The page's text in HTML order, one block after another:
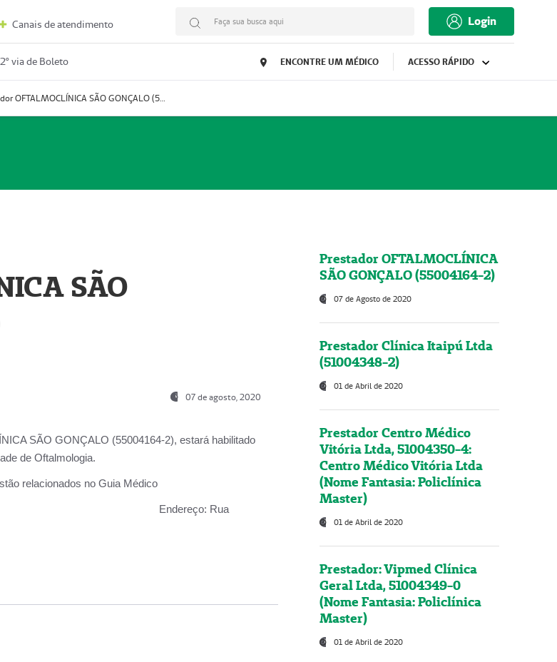
Canais de atendimento Faça sua busca aqui Login
2º via de Boleto ENCONTRE UM MÉDICO ACESSO RÁPIDO
Prestador OFTALMOCLÍNICA SÃO GONÇALO (55004164-2)
SÃO
07 de agosto, 2020
SÃO GONÇALO (55004164-2), estará habilitado
de Oftalmologia.
relacionados no Guia Médico
(55004164-2). Endereço: Rua
Prestador OFTALMOCLÍNICA
SÃO GONÇALO (55004164-2)
07 de Agosto de 2020
Prestador Clínica Itaipú Ltda
(51004348-2)
01 de Abril de 2020
Prestador Centro Médico
Vitória Ltda, 51004350-4:
Centro Médico Vitória Ltda
(Nome Fantasia: Policlínica
Master)
01 de Abril de 2020
Prestador: Vipmed Clínica
Geral Ltda, 51004349-0
(Nome Fantasia: Policlínica
Master)
01 de Abril de 2020